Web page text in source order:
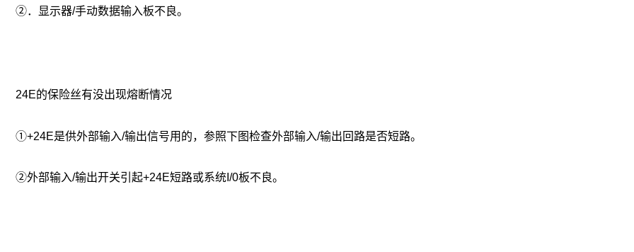
②．显示器/手动数据输入板不良。
24E的保险丝有没出现熔断情况
①+24E是供外部输入/输出信号用的，参照下图检查外部输入/输出回路是否短路。
②外部输入/输出开关引起+24E短路或系统I/0板不良。